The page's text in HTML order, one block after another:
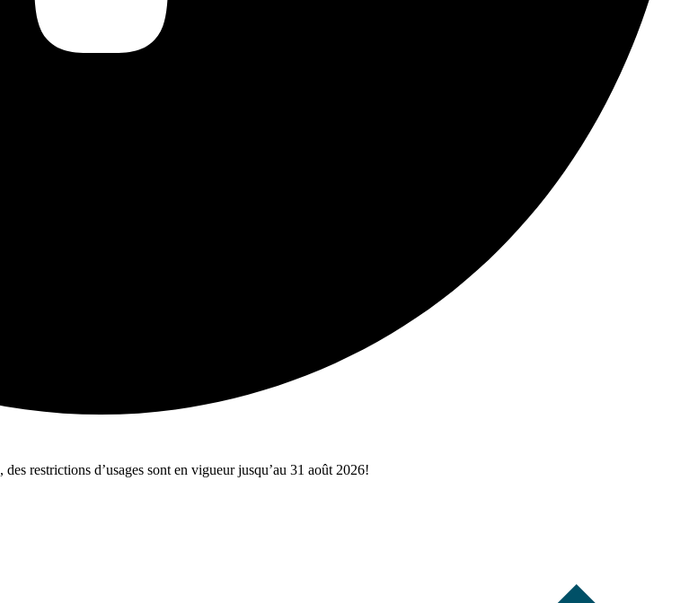
, des restrictions d’usages sont en vigueur jusqu’au 31 août 2026!